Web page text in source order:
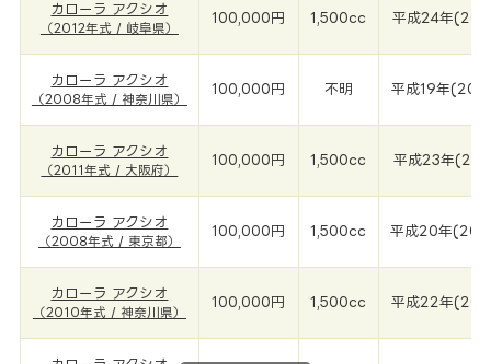
カローラ アクシオ
（2012年式 / 岐阜県）
100,000円 1,500cc 平成24年
カローラ アクシオ
（2008年式 / 神奈川県）
100,000円 不明 平成19年
カローラ アクシオ
（2011年式 / 大阪府）
100,000円 1,500cc 平成23年
カローラ アクシオ
（2008年式 / 東京都）
100,000円 1,500cc 平成20年
カローラ アクシオ
（2010年式 / 神奈川県）
100,000円 1,500cc 平成22年